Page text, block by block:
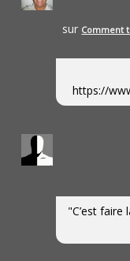
sur Comment
https://
"C’est